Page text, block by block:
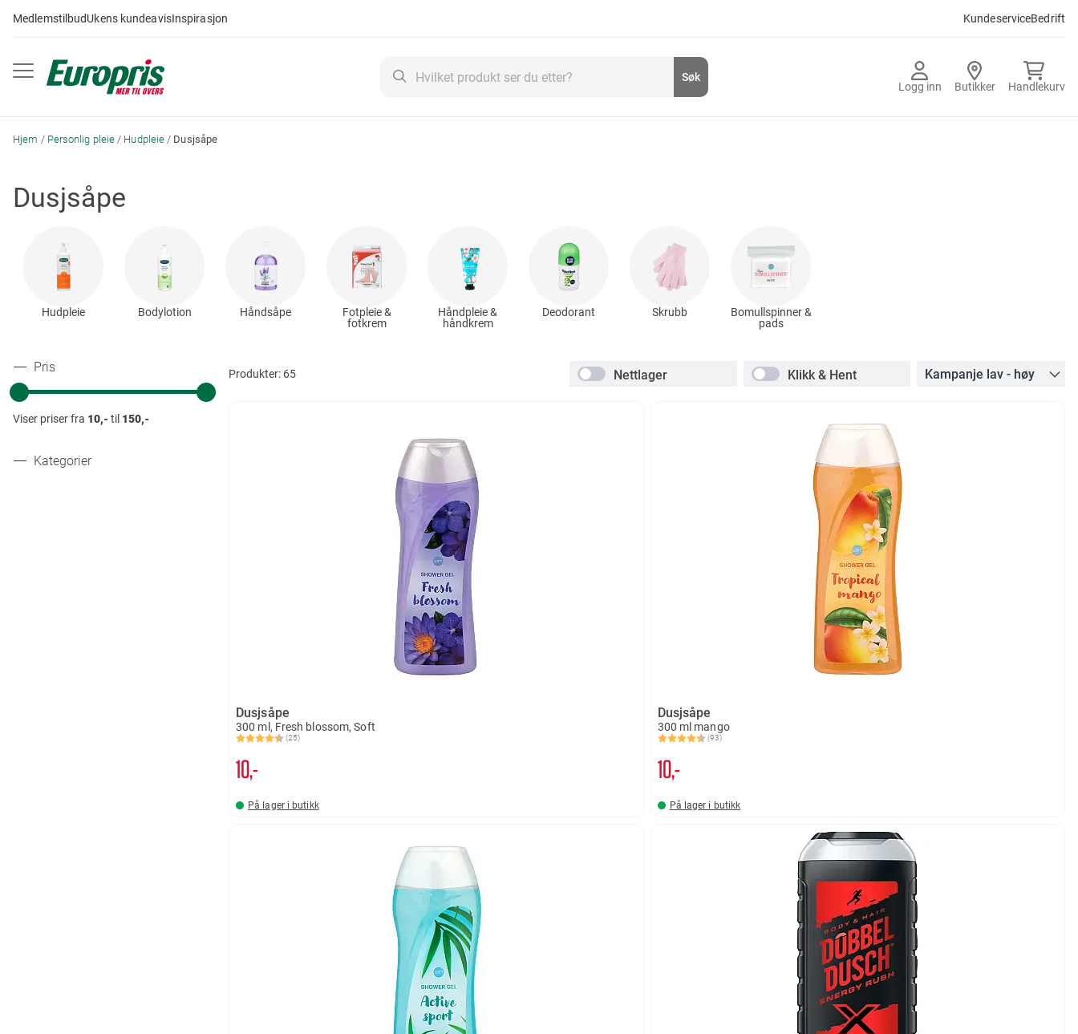
til
MedlemstilbudUkens kundeavisInspirasjon KundeserviceBedrift
Logg inn Butikker Handlekurv
Søk
Hjem Personlig pleie Hudpleie Dusjsåpe
Dusjsåpe
Hudpleie Bodylotion Håndsåpe
Fotpleie &
fotkrem
Håndpleie &
håndkrem
Deodorant Skrubb
Bomullspinner &
pads
Nettlager Klikk & Hent
Produkter: 65
Dusjsåpe
300 ml, Fresh blossom, Soft
Karakter:
(25)
4.6 av 5 mulige
10,-
På lager i butikk
Dusjsåpe
300 ml mango
Karakter:
(93)
4.4 av 5 mulige
10,-
På lager i butikk
Pris
Viser priser fra 10,-til 150,-
Kategorier